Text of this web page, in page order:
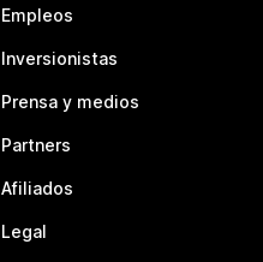
Empleos
Inversionistas
Prensa y medios
Partners
Afiliados
Legal